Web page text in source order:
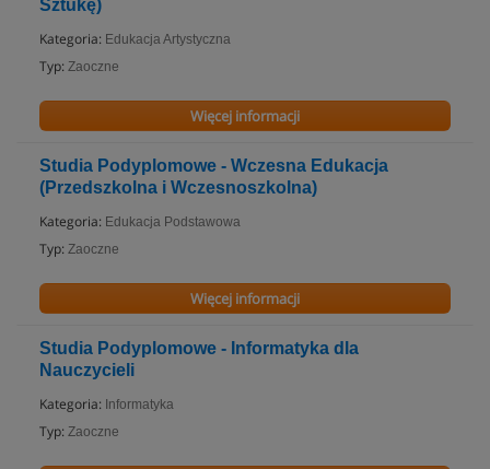
Sztukę)
Kategoria: Edukacja Artystyczna
Typ: Zaoczne
Więcej informacji
Studia Podyplomowe - Wczesna Edukacja
(Przedszkolna i Wczesnoszkolna)
Kategoria: Edukacja Podstawowa
Typ: Zaoczne
Więcej informacji
Studia Podyplomowe - Informatyka dla
Nauczycieli
Kategoria: Informatyka
Typ: Zaoczne